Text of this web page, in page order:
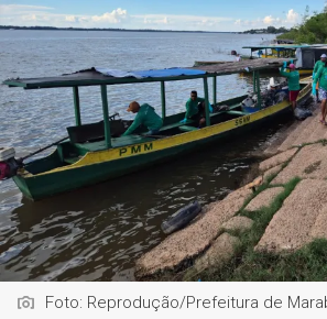
Foto: Reprodução/Prefeitura de